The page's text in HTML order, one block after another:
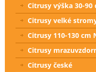
Citrusy výška 30-90
Citrusy velké
Citrusy 110-130 cm
Citrusy
Citrusy české